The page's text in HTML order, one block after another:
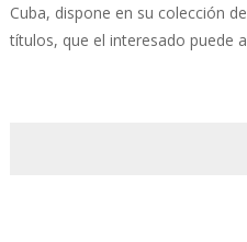
Cuba, dispone en su colección
títulos, que el interesado puede